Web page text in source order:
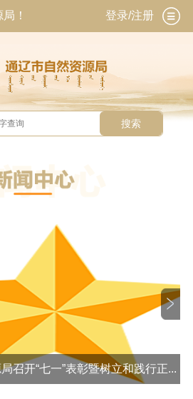
！ 登录/注册
搜索
“七一”表彰暨树立和践行正...